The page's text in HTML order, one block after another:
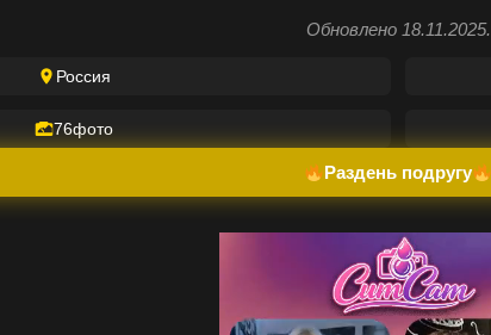
Обновлено 18.11.2025.
Россия
76фото
Раздень подругу